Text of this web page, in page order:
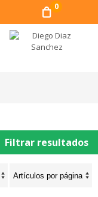
0
Filtrar resultados